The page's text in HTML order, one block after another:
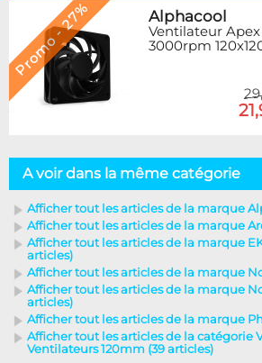
Promo - 27% Alphacool
Ventilateur
3000rpm
A voir dans la même catégorie
Afficher tout les articles de la marque
Afficher tout les articles de la marque
Afficher tout les articles de la marque
articles)
Afficher tout les articles de la marque
Afficher tout les articles de la marque
articles)
Afficher tout les articles de la marque
Afficher tout les articles de la catégorie
Ventilateurs 120mm (39 articles)